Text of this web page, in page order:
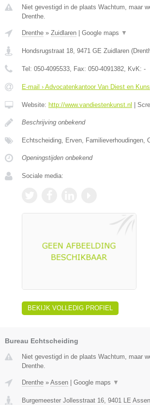
Niet gevestigd in de plaats Wachtum, maar
Drenthe.
Drenthe » Zuidlaren Google maps ▼
Hondsrugstraat 18 9471 GE Zuidlaren (
Tel: 050-4095533 , Fax: 050-4091382 , KvK: -
E-mail › Advocatenkantoor Van Diest en
Website: http://www.vandiestenkunst.nl
Beschrijving onbekend
Echtscheiding, Erven, Familieverhoudingen,
Openingstijden onbekend
Sociale media:
BEKIJK VOLLEDIG PROFIEL
Bureau Echtscheiding
Niet gevestigd in de plaats Wachtum, maar
Drenthe.
Drenthe » Assen Google maps ▼
Burgemeester Jollesstraat 16, 9401 LE Assen